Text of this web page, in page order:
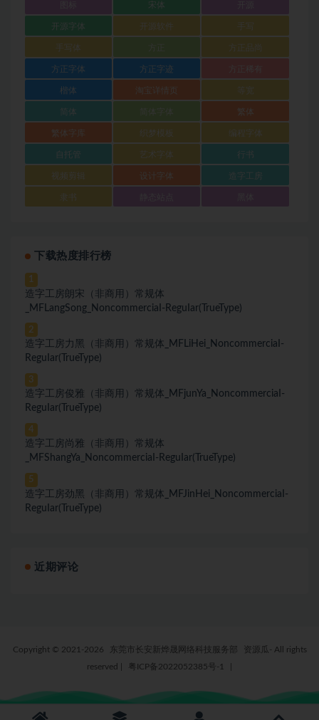
宋体
开源字体 开源软件 手写
手写体 方正品尚
方正字体 方正字迹
楷体 淘宝详情页 等宽
简体 繁体
繁体字库 织梦模板 编程字体
自托管 艺术字体 行书
视频剪辑 设计字体 造字工房
隶书
下载热度排行榜
1
造字工房朗宋（非商用）常规体
_MFLangSong_NoncommerciaI-ReguIar(TrueType)
2
造字工房力黑（非商用）常规体_MFLiHei_NoncommerciaI-
ReguIar(TrueType)
3
造字工房俊雅（非商用）常规体_MFjunYa_NoncommerciaI-
ReguIar(TrueType)
4
造字工房尚雅（非商用）常规体
_MFShangYa_NoncommerciaI-ReguIar(TrueType)
5
造字工房劲黑（非商用）常规体_MFJinHei_NoncommerciaI-
ReguIar(TrueType)
近期评论
Copyright © 2021-2026 东莞市长安新烨晟网络科技服务部
资源瓜- All rights
reserved
粤ICP备2022052385号-1